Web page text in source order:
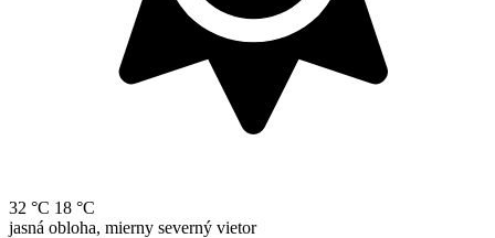
32 °C 18 °C
jasná obloha, mierny severný vietor